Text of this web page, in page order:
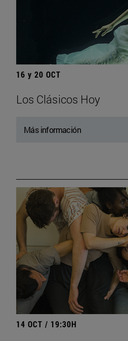
16 y 20 OCT
Los Clásicos Hoy
Más información
14 OCT / 19:30H